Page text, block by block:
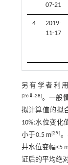
07-21
4
2019-
11-17
另有学者利
[26⇓-28]。一般
拟计算值的拟
10%;水位变化
小于0.5 m[29]
井水位变幅<5
证后的平均绝